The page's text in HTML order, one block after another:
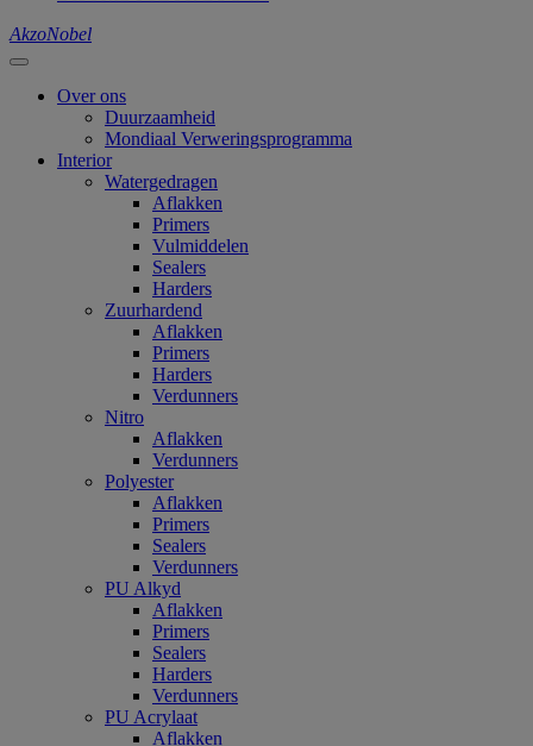
AkzoNobel
Over ons
Duurzaamheid
Mondiaal Verweringsprogramma
Interior
Watergedragen
Aflakken
Primers
Vulmiddelen
Sealers
Harders
Zuurhardend
Aflakken
Primers
Harders
Verdunners
Nitro
Aflakken
Verdunners
Polyester
Aflakken
Primers
Sealers
Verdunners
PU Alkyd
Aflakken
Primers
Sealers
Harders
Verdunners
PU Acrylaat
Aflakken